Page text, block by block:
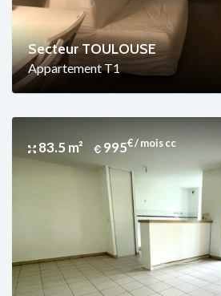
Secteur TOULOUSE
Appartement T1
83.5 m² 995€ / mois cc